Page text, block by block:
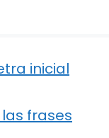
inicial
frases